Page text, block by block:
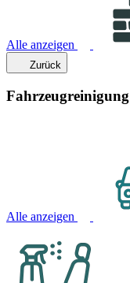
Alle anzeigen
Zurück
Fahrzeugreinigung
Alle anzeigen